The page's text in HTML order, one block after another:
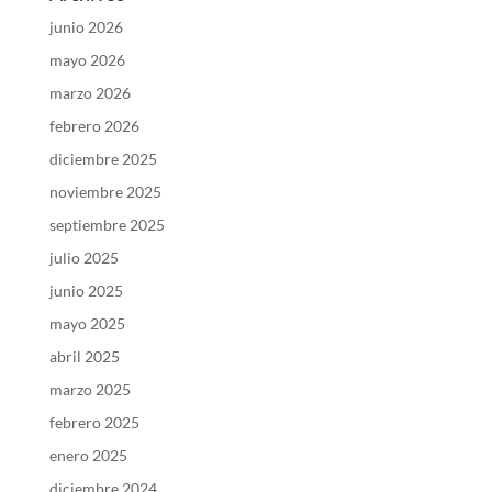
junio 2026
mayo 2026
marzo 2026
febrero 2026
diciembre 2025
noviembre 2025
septiembre 2025
julio 2025
junio 2025
mayo 2025
abril 2025
marzo 2025
febrero 2025
enero 2025
diciembre 2024